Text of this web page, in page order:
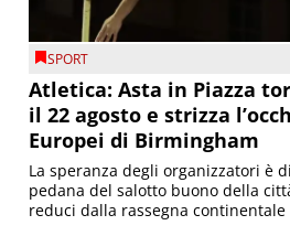
SPORT
Atletica: Asta in Piazza
il 22 agosto e strizza
Europei di Birmingham
La speranza degli organizzatori è
pedana del salotto buono della
reduci dalla rassegna